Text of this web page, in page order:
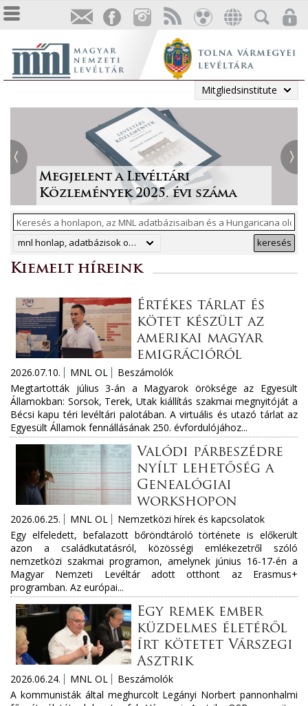
Mitgliedsinstitute
Irodalmi folyóiratok helyzete
1986-ban
Megjelent a Levéltári
Közlemények 2025. évi száma
„Lapidáris emlékek” a levéltári
anyagban
ArchívNet 2026/2.
Tájékoztatás a Pest vármegyei
állami anyakönyvi
másodpéldányok online
közzétételéről
mnl honlap, adatbázisok online, hungaricana keresés
Kiemelt híreink
Értékes tárlat és
kötet készült az
amerikai magyar
emigrációról
2026.07.10. MNL OL
Beszámolók
Megtartották július 3-án a Magyarok öröksége az Egyesült
Államokban: Sorsok, Terek, Utak kiállítás szakmai megnyitóját a
Bécsi kapu téri levéltári palotában. A virtuális és utazó tárlat az
Egyesült Államok fennállásának 250. évfordulójához...
Valódi párbeszédre
nyílt lehetőség a
Genealógiai
workshopon
2026.06.25. MNL OL
Nemzetközi hírek és kapcsolatok
Egy elfeledett, befalazott bőröndtároló története is előkerült
azon a családkutatásról, közösségi emlékezetről szóló
nemzetközi szakmai programon, amelynek június 16-17-én a
Magyar Nemzeti Levéltár adott otthont az Erasmus+
programban. Az európai...
Egy remek ember
küzdelmes életéről
írt kötetet Várszegi
Asztrik
2026.06.24. MNL OL
Beszámolók
A kommunisták által meghurcolt Legányi Norbert pannonhalmi